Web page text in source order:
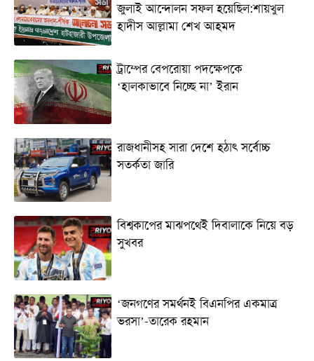
জুলাই আন্দোলন সফল হয়েছিল:শায়খুল
হাদীস আল্লামা শেখ আহমদ
ট্রাম্পের বেপরোয়া পদক্ষেপকে
‘হালকাভাবে নিচ্ছে না’ ইরান
রাজধানীসহ সারা দেশে হঠাৎ সর্বোচ্চ
সতর্কতা জা‌রি
বিশ্বকাপের মাঝপথেই দিবালাকে নিয়ে বড়
সুখবর
‘জনগণের সমর্থনই বিএনপির একমাত্র
ভরসা’-তারেক রহমান